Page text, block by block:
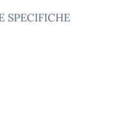
SPECIFICHE